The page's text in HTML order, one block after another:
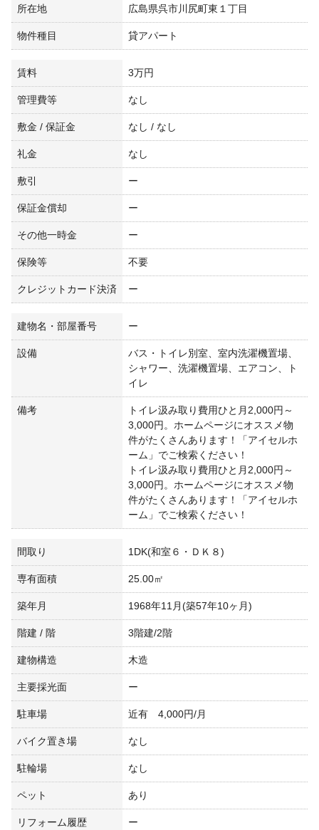
所在地 広島県呉市川尻町東１丁目
物件種目 貸アパート
賃料 3万円
管理費等 なし
敷金 / 保証金 なし / なし
礼金 なし
敷引 ー
保証金償却 ー
その他一時金 ー
保険等 不要
クレジットカード決済 ー
建物名・部屋番号 ー
設備
バス・トイレ別室、室内洗濯機置場、
シャワー、洗濯機置場、エアコン、ト
イレ
備考
トイレ汲み取り費用ひと月2,000円～
3,000円。ホームページにオススメ物
件がたくさんあります！「アイセルホ
ーム」でご検索ください！
トイレ汲み取り費用ひと月2,000円～
3,000円。ホームページにオススメ物
件がたくさんあります！「アイセルホ
ーム」でご検索ください！
間取り 1DK(和室６・ＤＫ８)
専有面積 25.00㎡
築年月 1968年11月(築57年10ヶ月)
階建 / 階 3階建/2階
建物構造 木造
主要採光面 ー
駐車場 近有 4,000円/月
バイク置き場 なし
駐輪場 なし
ペット あり
リフォーム履歴 ー